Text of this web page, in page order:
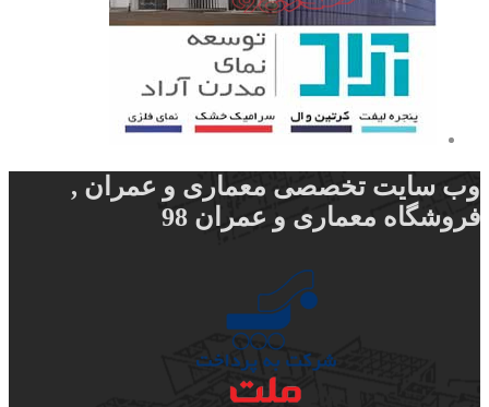
وب سایت تخصصی معماری و عمران ,
فروشگاه معماری و عمران 98